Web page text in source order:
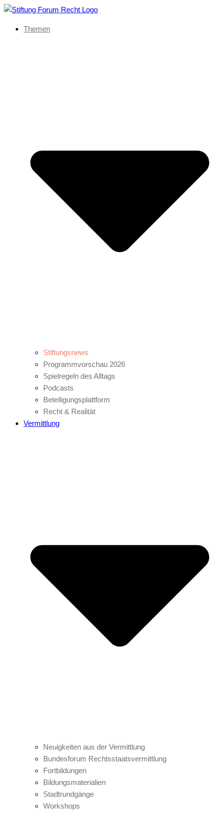
Themen
Stiftungsnews
Programmvorschau 2026
Spielregeln des Alltags
Podcasts
Beteiligungsplattform
Recht & Realität
Vermittlung
Neuigkeiten aus der Vermittlung
Bundesforum Rechtsstaatsvermittlung
Fortbildungen
Bildungsmaterialien
Stadtrundgänge
Workshops